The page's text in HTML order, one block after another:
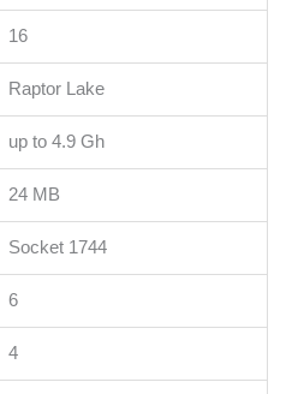
16
Raptor Lake
up to 4.9 Gh
24 MB
Socket 1744
6
4